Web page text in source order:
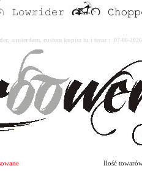
amsterdam, custom kupisz tu i teraz : 07-08-
Ilość